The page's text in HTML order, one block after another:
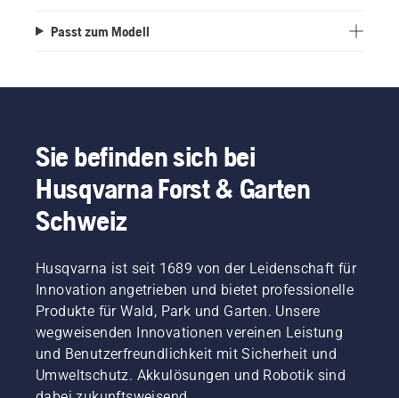
Passt zum Modell
Sie befinden sich bei
Husqvarna Forst & Garten
Schweiz
Husqvarna ist seit 1689 von der Leidenschaft für
Innovation angetrieben und bietet professionelle
Produkte für Wald, Park und Garten. Unsere
wegweisenden Innovationen vereinen Leistung
und Benutzerfreundlichkeit mit Sicherheit und
Umweltschutz. Akkulösungen und Robotik sind